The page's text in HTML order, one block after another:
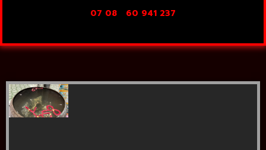
07 08 60 941 237